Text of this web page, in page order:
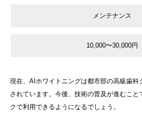
メンテナンス
10,000〜30,000円
現在、AIホワイトニングは都市部の高級歯科
されています。今後、技術の普及が進むこと
クで利用できるようになるでしょう。